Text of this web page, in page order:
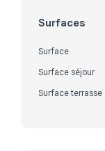
Surfaces
Surface
Surface séjour
Surface terrasse